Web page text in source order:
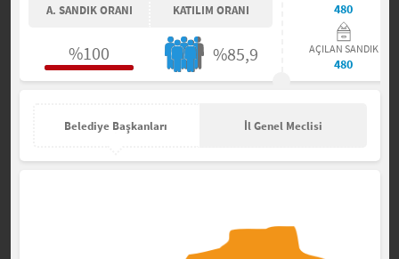
A. SANDIK ORANI KATILIM ORANI
%100 %85,9
480
AÇILAN SANDIK
480
Belediye Başkanları İl Genel Meclisi